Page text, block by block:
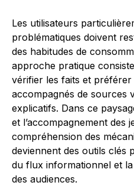
Les utilisateurs
problématiques doivent
des habitudes de
approche pratique
vérifier les faits et préférer
accompagnés de sources
explicatifs. Dans ce
et l’accompagnement des
compréhension des
deviennent des outils clés
du flux informationnel et
des audiences.